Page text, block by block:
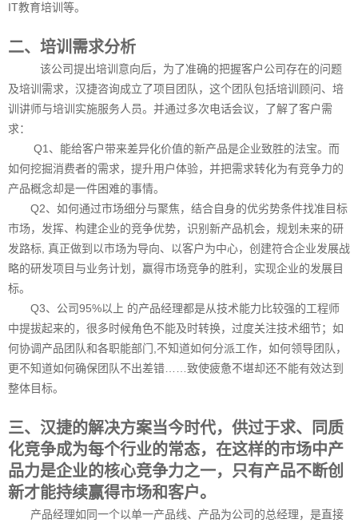
程
以
及
相
件
产
品、
平
及
服
务。
从
事
行
业
方
案
涵
盖
领
IT教育培训等。
二、培训需求分析
该公司提出培训意向后，为了准确的把握客户公司存在的问题
及培训需求，汉捷咨询成立了项目团队，这个团队包括培训顾问、培
训讲师与培训实施服务人员。并通过多次电话会议，了解了客户需
求：
Q1、能给客户带来差异化价值的新产品是企业致胜的法宝。而
如何挖掘消费者的需求，提升用户体验，并把需求转化为有竞争力的
产品概念却是一件困难的事情。
Q2、如何通过市场细分与聚焦，结合自身的优劣势条件找准目标
市场，发挥、构建企业的竞争优势，识别新产品机会，规划未来的研
发路标, 真正做到以市场为导向、以客户为中心，创建符合企业发展战
略的研发项目与业务计划，赢得市场竞争的胜利，实现企业的发展目
标。
Q3、公司95%以上 的产品经理都是从技术能力比较强的工程师
中提拔起来的，很多时候角色不能及时转换，过度关注技术细节；如
何协调产品团队和各职能部门,不知道如何分派工作，如何领导团队，
更不知道如何确保团队不出差错……致使疲惫不堪却还不能有效达到
整体目标。
三、汉捷的解决方案当今时代，供过于求、同质
化竞争成为每个行业的常态，在这样的市场中产
品力是企业的核心竞争力之一，只有产品不断创
新才能持续赢得市场和客户。
产品经理如同一个以单一产品线、产品为公司的总经理，是直接